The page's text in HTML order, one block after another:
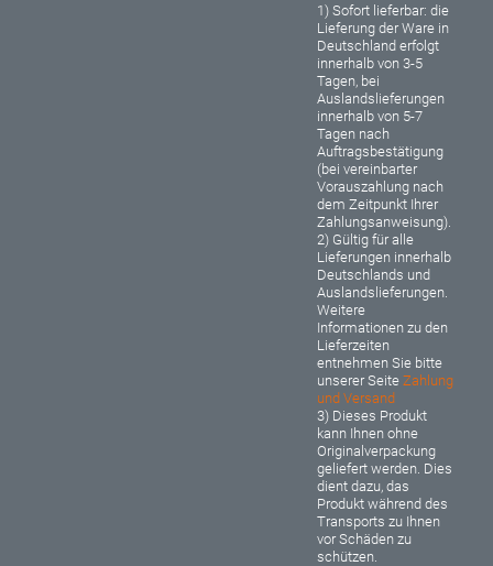
1) Sofort lieferbar: die
Lieferung der Ware in
Deutschland erfolgt
innerhalb von 3-5
Tagen, bei
Auslandslieferungen
innerhalb von 5-7
Tagen nach
Auftragsbestätigung
(bei vereinbarter
Vorauszahlung nach
dem Zeitpunkt Ihrer
Zahlungsanweisung).
2) Gültig für alle
Lieferungen innerhalb
Deutschlands und
Auslandslieferungen.
Weitere
Informationen zu den
Lieferzeiten
entnehmen Sie bitte
unserer SeiteZahlung
und Versand
3) Dieses Produkt
kann Ihnen ohne
Originalverpackung
geliefert werden. Dies
dient dazu, das
Produkt während des
Transports zu Ihnen
vor Schäden zu
schützen.